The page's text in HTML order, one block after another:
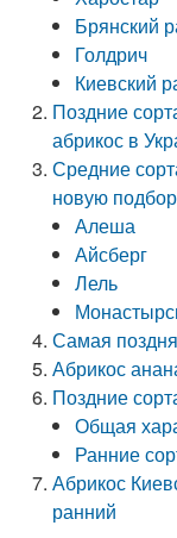
Брянский
Голдрич
Киевский
Поздние
абрикос в
Средние
новую
Алеша
Айсберг
Лель
Самая
Абрикос
Поздние
Общая
Ранние
Абрикос
ранний